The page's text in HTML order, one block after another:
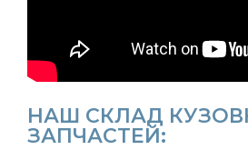
НАШ СКЛАД
ЗАПЧАСТЕЙ: